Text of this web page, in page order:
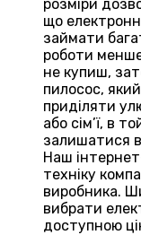
розміри
що
займати
роботи
не купиш,
пилосос,
приділяти
або сім’ї, в
залишатися
Наш
техніку
виробника.
вибрати
доступною